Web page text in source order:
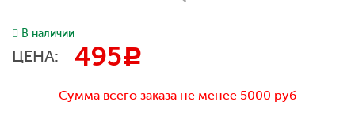
В наличии
ЦЕНА: 495c
Сумма всего заказа не менее 5000 руб